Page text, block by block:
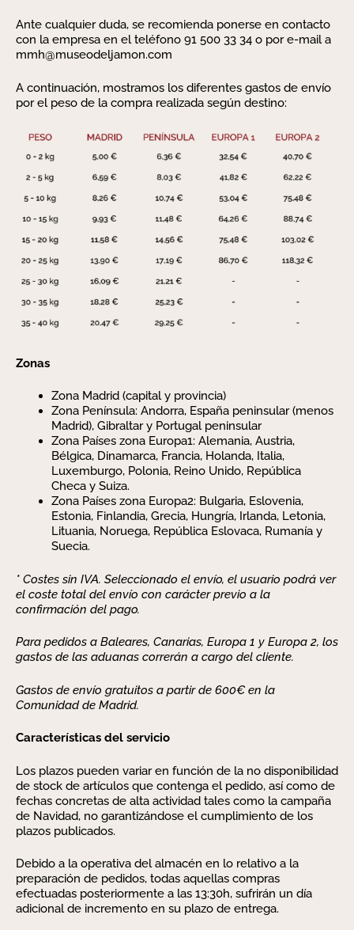
Ante cualquier duda, se recomienda ponerse en contacto
con la empresa en el teléfono 91 500 33 34 o por e-mail a
mmh@museodeljamon.com
A continuación, mostramos los diferentes gastos de envío
por el peso de la compra realizada según destino:
Zonas
Zona Madrid (capital y provincia)
Zona Península: Andorra, España peninsular (menos
Madrid), Gibraltar y Portugal peninsular
Zona Países zona Europa1: Alemania, Austria,
Bélgica, Dinamarca, Francia, Holanda, Italia,
Luxemburgo, Polonia, Reino Unido, República
Checa y Suiza.
Zona Países zona Europa2: Bulgaria, Eslovenia,
Estonia, Finlandia, Grecia, Hungría, Irlanda, Letonia,
Lituania, Noruega, República Eslovaca, Rumanía y
Suecia.
* Costes sin IVA. Seleccionado el envío, el usuario podrá ver
el coste total del envío con carácter previo a la
confirmación del pago.
Para pedidos a Baleares, Canarias, Europa 1 y Europa 2, los
gastos de las aduanas correrán a cargo del cliente.
Gastos de envío gratuitos a partir de 600€ en la
Comunidad de Madrid.
Características del servicio
Los plazos pueden variar en función de la no disponibilidad
de stock de artículos que contenga el pedido, así como de
fechas concretas de alta actividad tales como la campaña
de Navidad, no garantizándose el cumplimiento de los
plazos publicados.
Debido a la operativa del almacén en lo relativo a la
preparación de pedidos, todas aquellas compras
efectuadas posteriormente a las 13:30h, sufrirán un día
adicional de incremento en su plazo de entrega.